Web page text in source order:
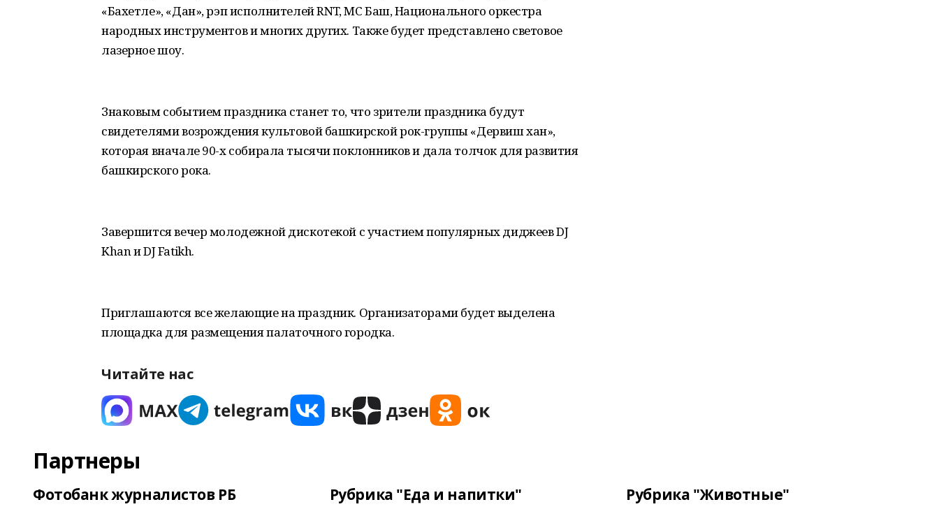
«Бахетле», «Дан», рэп исполнителей RNT, МС Баш, Национального оркестра
народных инструментов и многих других. Также будет представлено световое
лазерное шоу.
Знаковым событием праздника станет то, что зрители праздника будут
свидетелями возрождения культовой башкирской рок-группы «Дервиш хан»,
которая вначале 90-х собирала тысячи поклонников и дала толчок для развития
башкирского рока.
Завершится вечер молодежной дискотекой с участием популярных диджеев DJ
Khan и DJ Fatikh.
Приглашаются все желающие на праздник. Организаторами будет выделена
площадка для размещения палаточного городка.
Читайте нас
Партнеры
Фотобанк журналистов РБ Рубрика "Еда и напитки" Рубрика "Животные"